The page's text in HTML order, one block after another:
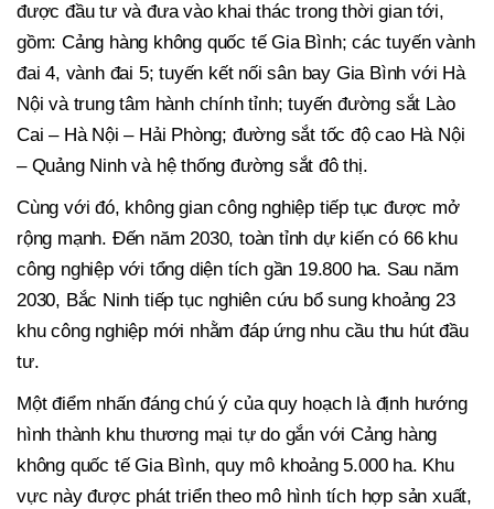
được đầu tư và đưa vào khai thác trong thời gian tới,
gồm: Cảng hàng không quốc tế Gia Bình; các tuyến vành
đai 4, vành đai 5; tuyến kết nối sân bay Gia Bình với Hà
Nội và trung tâm hành chính tỉnh; tuyến đường sắt Lào
Cai – Hà Nội – Hải Phòng; đường sắt tốc độ cao Hà Nội
– Quảng Ninh và hệ thống đường sắt đô thị.
Cùng với đó, không gian công nghiệp tiếp tục được mở
rộng mạnh. Đến năm 2030, toàn tỉnh dự kiến có 66 khu
công nghiệp với tổng diện tích gần 19.800 ha. Sau năm
2030, Bắc Ninh tiếp tục nghiên cứu bổ sung khoảng 23
khu công nghiệp mới nhằm đáp ứng nhu cầu thu hút đầu
tư.
Một điểm nhấn đáng chú ý của quy hoạch là định hướng
hình thành khu thương mại tự do gắn với Cảng hàng
không quốc tế Gia Bình, quy mô khoảng 5.000 ha. Khu
vực này được phát triển theo mô hình tích hợp sản xuất,